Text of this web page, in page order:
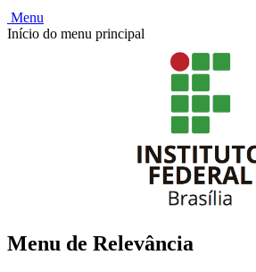
Menu
Início do menu principal
Menu de Relevância